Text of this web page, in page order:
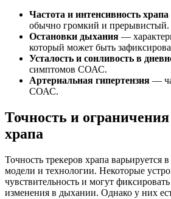
Частота и интенсивность храпа
обычно громкий и прерывистый.
Остановки дыхания —
который может быть
Усталость и сонливость в
симптомов СОАС.
Артериальная гипертензия —
СОАС.
Точность и ограничения
храпа
Точность трекеров храпа варьируется
модели и технологии. Некоторые
чувствительность и могут
изменения в дыхании. Однако у них